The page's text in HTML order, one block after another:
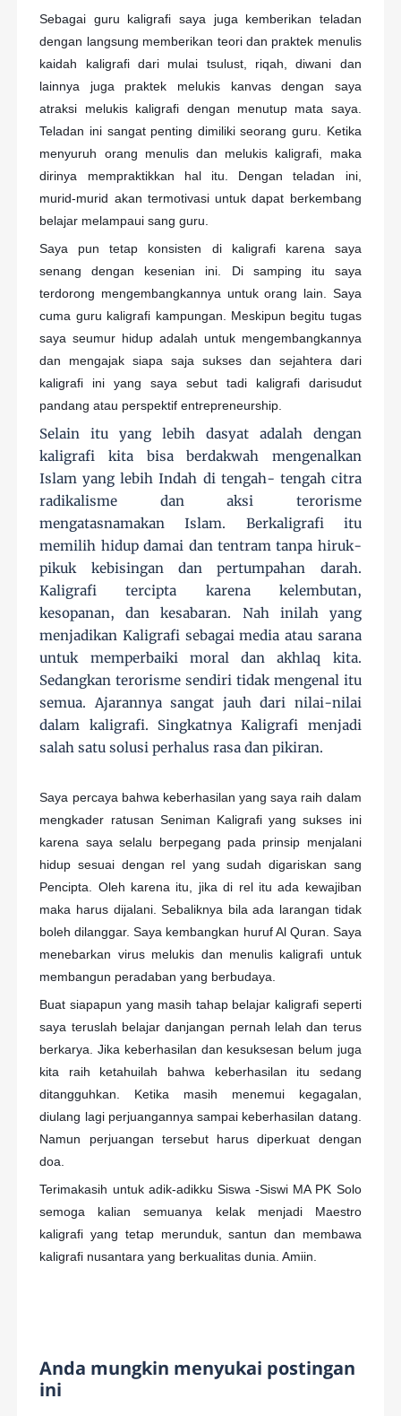
Sebagai guru kaligrafi saya juga kemberikan teladan
dengan langsung memberikan teori dan praktek menulis
kaidah kaligrafi dari mulai tsulust, riqah, diwani dan
lainnya juga praktek melukis kanvas dengan saya
atraksi melukis kaligrafi dengan menutup mata saya.
Teladan ini sangat penting dimiliki seorang guru. Ketika
menyuruh orang menulis dan melukis kaligrafi, maka
dirinya mempraktikkan hal itu. Dengan teladan ini,
murid-murid akan termotivasi untuk dapat berkembang
belajar melampaui sang guru.
Saya pun tetap konsisten di kaligrafi karena saya
senang dengan kesenian ini. Di samping itu saya
terdorong mengembangkannya untuk orang lain. Saya
cuma guru kaligrafi kampungan. Meskipun begitu tugas
saya seumur hidup adalah untuk mengembangkannya
dan mengajak siapa saja sukses dan sejahtera dari
kaligrafi ini yang saya sebut tadi kaligrafi darisudut
pandang atau perspektif entrepreneurship.
Selain itu yang lebih dasyat adalah dengan
kaligrafi kita bisa berdakwah mengenalkan
Islam yang lebih Indah di tengah- tengah citra
radikalisme dan aksi terorisme
mengatasnamakan Islam. Berkaligrafi itu
memilih hidup damai dan tentram tanpa hiruk-
pikuk kebisingan dan pertumpahan darah.
Kaligrafi tercipta karena kelembutan,
kesopanan, dan kesabaran. Nah inilah yang
menjadikan Kaligrafi sebagai media atau sarana
untuk memperbaiki moral dan akhlaq kita.
Sedangkan terorisme sendiri tidak mengenal itu
semua. Ajarannya sangat jauh dari nilai-nilai
dalam kaligrafi. Singkatnya Kaligrafi menjadi
salah satu solusi perhalus rasa dan pikiran.
Saya percaya bahwa keberhasilan yang saya raih dalam
mengkader ratusan Seniman Kaligrafi yang sukses ini
karena saya selalu berpegang pada prinsip menjalani
hidup sesuai dengan rel yang sudah digariskan sang
Pencipta. Oleh karena itu, jika di rel itu ada kewajiban
maka harus dijalani. Sebaliknya bila ada larangan tidak
boleh dilanggar. Saya kembangkan huruf Al Quran. Saya
menebarkan virus melukis dan menulis kaligrafi untuk
membangun peradaban yang berbudaya.
Buat siapapun yang masih tahap belajar kaligrafi seperti
saya teruslah belajar danjangan pernah lelah dan terus
berkarya. Jika keberhasilan dan kesuksesan belum juga
kita raih ketahuilah bahwa keberhasilan itu sedang
ditangguhkan. Ketika masih menemui kegagalan,
diulang lagi perjuangannya sampai keberhasilan datang.
Namun perjuangan tersebut harus diperkuat dengan
doa.
Terimakasih untuk adik-adikku Siswa -Siswi MA PK Solo
semoga kalian semuanya kelak menjadi Maestro
kaligrafi yang tetap merunduk, santun dan membawa
kaligrafi nusantara yang berkualitas dunia. Amiin.
Anda mungkin menyukai postingan
ini